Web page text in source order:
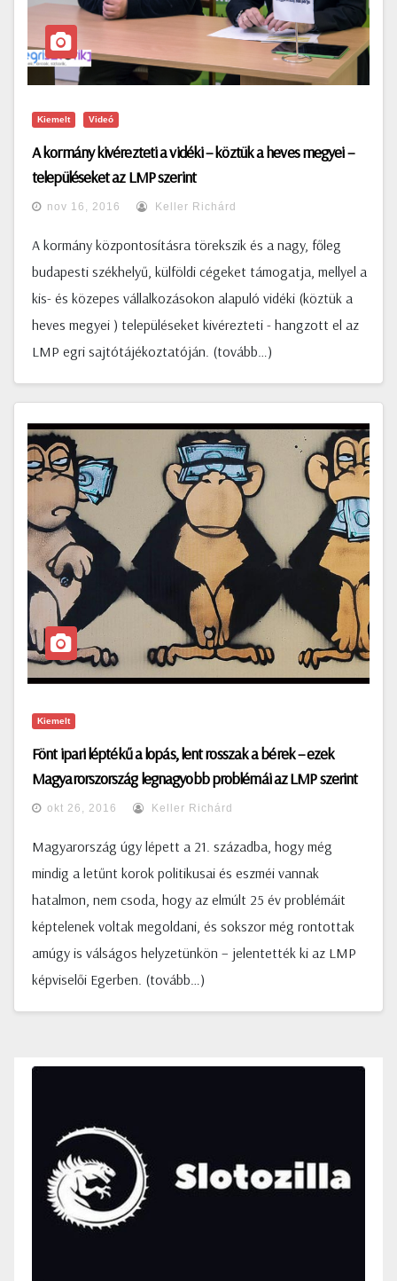
Kiemelt Videó
A kormány kivérezteti a vidéki – köztük a heves megyei –
településeket az LMP szerint
nov 16, 2016 Keller Richárd
A kormány központosításra törekszik és a nagy, főleg
budapesti székhelyű, külföldi cégeket támogatja, mellyel a
kis- és közepes vállalkozásokon alapuló vidéki (köztük a
heves megyei ) településeket kivérezteti - hangzott el az
LMP egri sajtótájékoztatóján. (tovább…)
Kiemelt
Fönt ipari léptékű a lopás, lent rosszak a bérek – ezek
Magyarorszország legnagyobb problémái az LMP szerint
okt 26, 2016 Keller Richárd
Magyarország úgy lépett a 21. századba, hogy még
mindig a letűnt korok politikusai és eszméi vannak
hatalmon, nem csoda, hogy az elmúlt 25 év problémáit
képtelenek voltak megoldani, és sokszor még rontottak
amúgy is válságos helyzetünkön – jelentették ki az LMP
képviselői Egerben. (tovább…)